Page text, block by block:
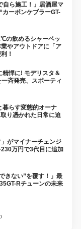
自ら施工！」居酒屋マ
ーボンケブラーGT-
の飲めるシャーベッ
やアウトドアに「ア
！
精悍に! モデリスタ＆
斉発売、スポーティ
暮らす変態的オーナ
り憑かれた日常に迫
がマイナーチェンジ
万円で3代目に追加
きない”を覆す！」最
Rチューンの未来